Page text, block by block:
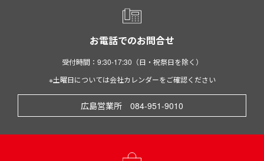
お電話でのお問合せ
受付時間：9:30-17:30（日・祝祭日を除く）
※土曜日については会社カレンダーをご確認ください
広島営業所 084-951-9010